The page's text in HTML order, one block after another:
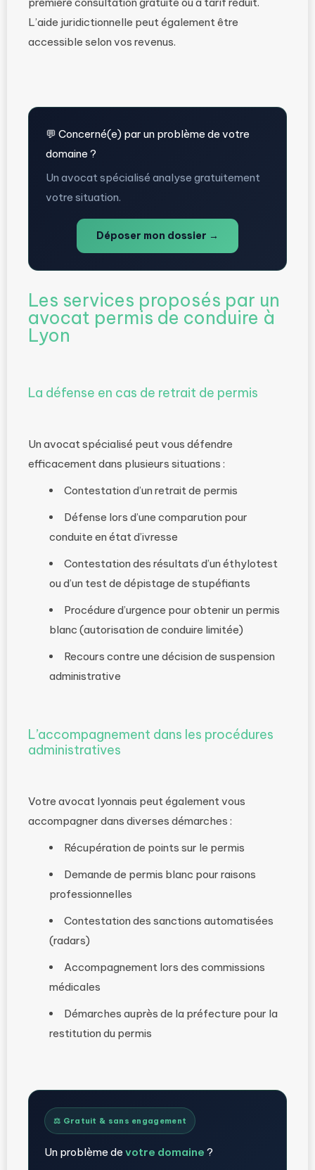
L’aide juridictionnelle peut également être
accessible selon vos revenus.
💬 Concerné(e) par un problème de votre
domaine ?
Un avocat spécialisé analyse gratuitement
votre situation.
Déposer mon dossier →
Les services proposés par un
avocat permis de conduire à
Lyon
La défense en cas de retrait de permis
Un avocat spécialisé peut vous défendre
efficacement dans plusieurs situations :
Contestation d’un retrait de permis
Défense lors d’une comparution pour
conduite en état d’ivresse
Contestation des résultats d’un éthylotest
ou d’un test de dépistage de stupéfiants
Procédure d’urgence pour obtenir un permis
blanc (autorisation de conduire limitée)
Recours contre une décision de suspension
administrative
L’accompagnement dans les procédures
administratives
Votre avocat lyonnais peut également vous
accompagner dans diverses démarches :
Récupération de points sur le permis
Demande de permis blanc pour raisons
professionnelles
Contestation des sanctions automatisées
(radars)
Accompagnement lors des commissions
médicales
Démarches auprès de la préfecture pour la
restitution du permis
⚖️ Gratuit & sans engagement
Un problème de votre domaine ?